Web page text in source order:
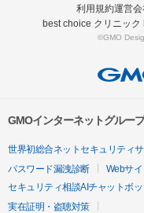
利用規約運営会
best choice クリニック
©GMO
GMOインターネットグルー
世界初総合ネットセキュリティ
パスワード漏洩診断
Webサ
セキュリティ相談AIチャットボッ
実在証明・盗聴対策